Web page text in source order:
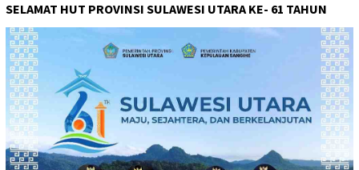
SELAMAT HUT PROVINSI SULAWESI UTARA KE- 61 TAHUN